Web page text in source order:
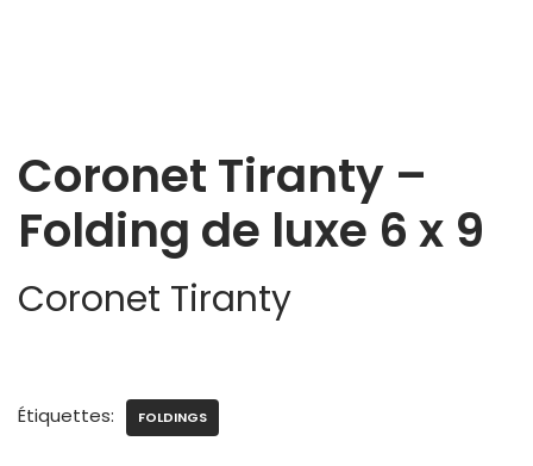
Coronet Tiranty –
Folding de luxe 6 x 9
Coronet Tiranty
Étiquettes: FOLDINGS